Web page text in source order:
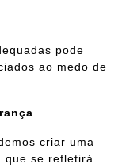
pode
ao medo de
criar uma
que se refletirá